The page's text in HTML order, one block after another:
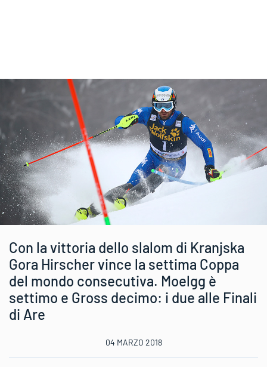
Con la vittoria dello slalom di Kranjska
Gora Hirscher vince la settima Coppa
del mondo consecutiva. Moelgg è
settimo e Gross decimo: i due alle Finali
di Are
04 MARZO 2018